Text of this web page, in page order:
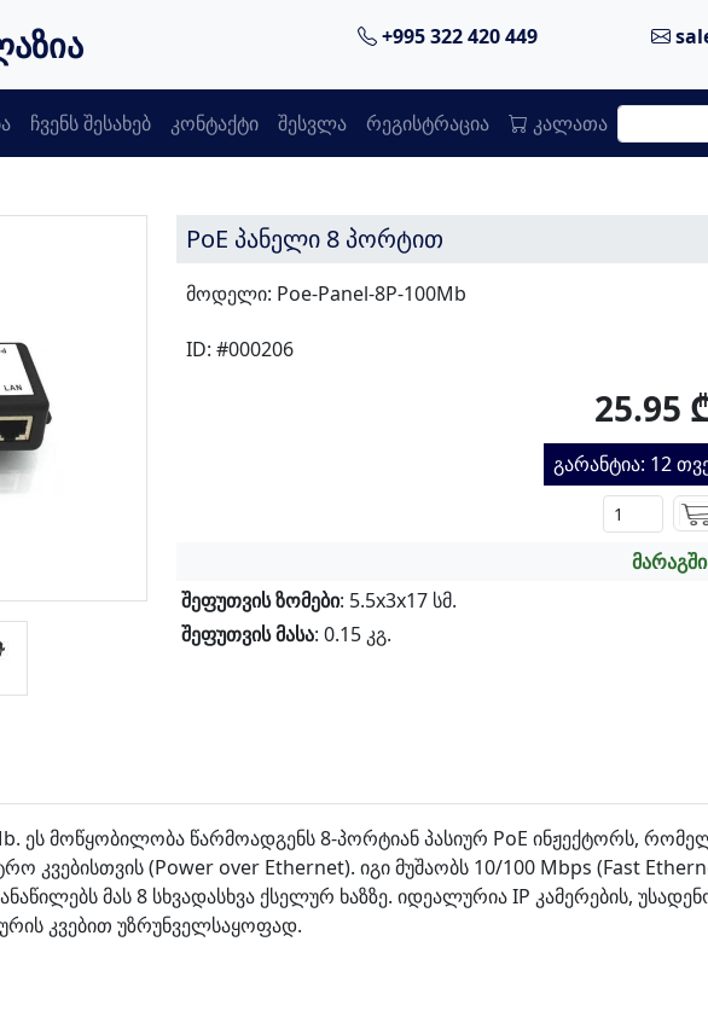
+995 322 420 449
ჩვენს შესახებ კონტაქტი შესვლა რეგისტრაცია კალათა
PoE პანელი 8 პორტით
მოდელი: Poe-Panel-8P-100Mb
ID: #000206
25.95
გარანტია: 12
შეფუთვის ზომები: 5.5x3x17 სმ.
შეფუთვის მასა: 0.15 კგ.
ეს მოწყობილობა წარმოადგენს 8-პორტიან პასიურ PoE ინჟექტორს,
(Power over Ethernet). იგი მუშაობს 10/100 Mbps (Fast
მას 8 სხვადასხვა ქსელურ ხაზზე. იდეალურია IP კამერების,
კვებით უზრუნველსაყოფად.